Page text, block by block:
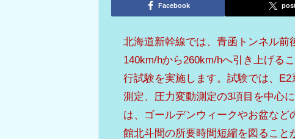
Facebook
北海道新幹線では、青函トンネル
140km/hから260km/hへ引き上げる
行試験を実施します。試験では、
測定、圧力変動測定の3項目を中心
は、ゴールデンウィークやお盆など
館北斗間の所要時間短縮を図るこ